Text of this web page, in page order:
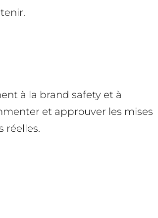
à la brand safety et à
et approuver les mises
réelles.